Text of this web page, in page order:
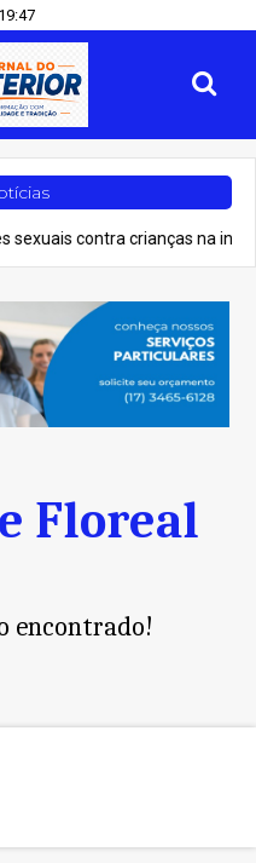
19:47
contra crianças na internet
Floreal
encontrado!